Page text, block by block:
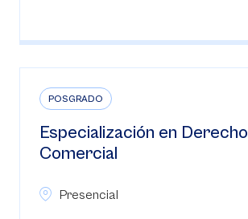
POSGRADO
Especialización en Derecho
Comercial
Presencial